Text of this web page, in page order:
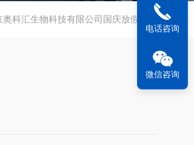
奥科汇生物科技有限公司国庆放假通知
电话咨询
微信咨询